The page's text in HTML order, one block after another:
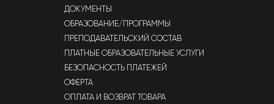
ДОКУМЕНТЫ
ОБРАЗОВАНИЕ/ПРОГРАММЫ
ПРЕПОДАВАТЕЛЬСКИЙ СОСТАВ
ПЛАТНЫЕ ОБРАЗОВАТЕЛЬНЫЕ УСЛУГИ
БЕЗОПАСНОСТЬ ПЛАТЕЖЕЙ
ОФЕРТА
ОПЛАТА И ВОЗВРАТ ТОВАРА